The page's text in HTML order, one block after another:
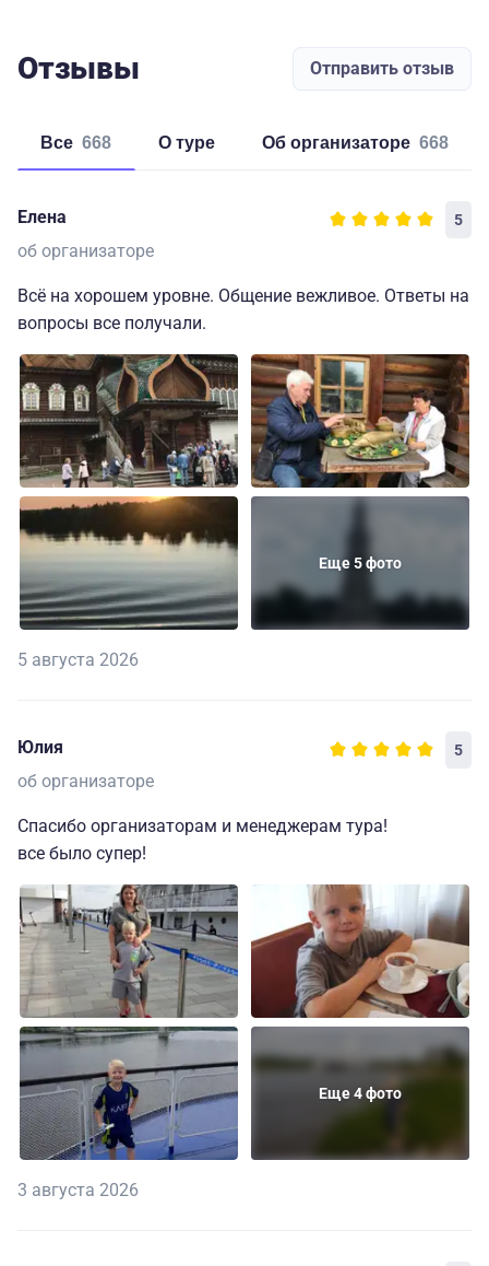
Отзывы Отправить отзыв
Все 668 о туре об организаторе 668
Елена 5
об организаторе
Всё на хорошем уровне. Общение вежливое. Ответы на
вопросы все получали.
Еще 5 фото
5 августа 2026
Юлия 5
об организаторе
Спасибо организаторам и менеджерам тура!
все было супер!
Еще 4 фото
3 августа 2026